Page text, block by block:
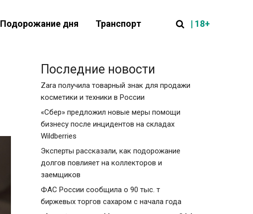
Подорожание дня Транспорт | 18+
Последние новости
Zara получила товарный знак для продажи
косметики и техники в России
«Сбер» предложил новые меры помощи
бизнесу после инцидентов на складах
Wildberries
Эксперты рассказали, как подорожание
долгов повлияет на коллекторов и
заемщиков
ФАС России сообщила о 90 тыс. т
биржевых торгов сахаром с начала года